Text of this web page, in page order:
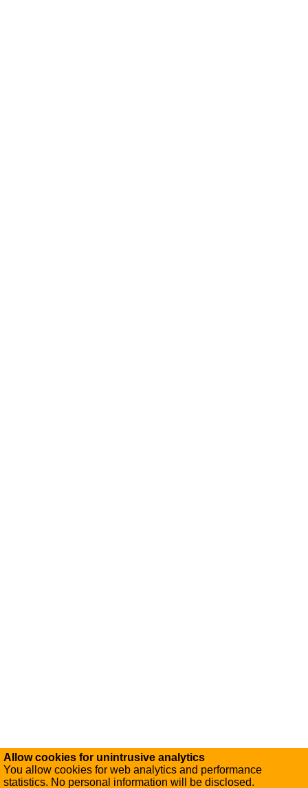
Allow cookies for unintrusive analytics
You allow cookies for web analytics and performance
statistics. No personal information will be disclosed.